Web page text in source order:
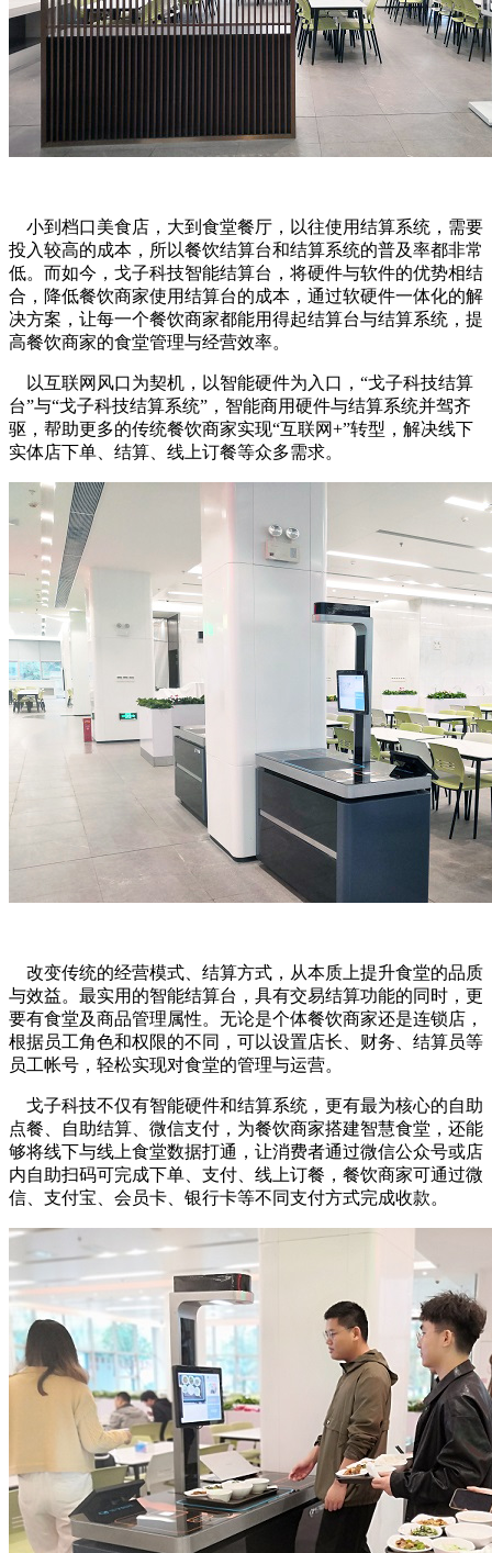
小到档口美食店，大到食堂餐厅，以往使用结算系统，需要
投入较高的成本，所以餐饮结算台和结算系统的普及率都非常
低。而如今，戈子科技智能结算台，将硬件与软件的优势相结
合，降低餐饮商家使用结算台的成本，通过软硬件一体化的解
决方案，让每一个餐饮商家都能用得起结算台与结算系统，提
高餐饮商家的食堂管理与经营效率。
以互联网风口为契机，以智能硬件为入口，“戈子科技结算
台”与“戈子科技结算系统”，智能商用硬件与结算系统并驾齐
驱，帮助更多的传统餐饮商家实现“互联网+”转型，解决线下
实体店下单、结算、线上订餐等众多需求。
改变传统的经营模式、结算方式，从本质上提升食堂的品质
与效益。最实用的智能结算台，具有交易结算功能的同时，更
要有食堂及商品管理属性。无论是个体餐饮商家还是连锁店，
根据员工角色和权限的不同，可以设置店长、财务、结算员等
员工帐号，轻松实现对食堂的管理与运营。
戈子科技不仅有智能硬件和结算系统，更有最为核心的自助
点餐、自助结算、微信支付，为餐饮商家搭建智慧食堂，还能
够将线下与线上食堂数据打通，让消费者通过微信公众号或店
内自助扫码可完成下单、支付、线上订餐，餐饮商家可通过微
信、支付宝、会员卡、银行卡等不同支付方式完成收款。